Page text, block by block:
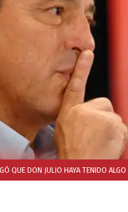
QUE DON JULIO HAYA TENIDO